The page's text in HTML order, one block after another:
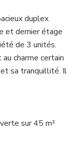
duplex
et dernier étage
de 3 unités.
charme certain
sa tranquillité. Il
sur 45 m²